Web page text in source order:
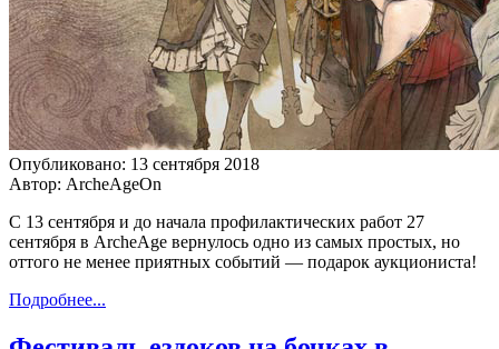
Опубликовано: 13 сентября 2018
Автор: ArcheAgeOn
С 13 сентября и до начала профилактических работ 27
сентября в ArcheAge вернулось одно из самых простых, но
оттого не менее приятных событий — подарок аукциониста!
Подробнее...